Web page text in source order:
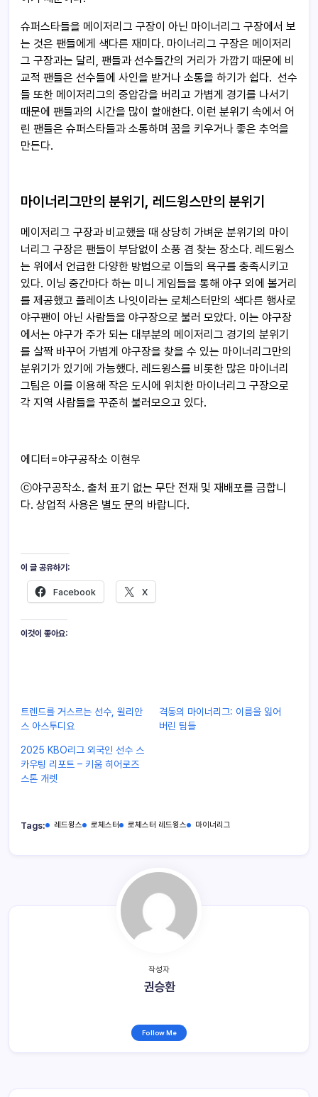
슈퍼스타들을 메이저리그 구장이 아닌 마이너리그 구장에서 보
는 것은 팬들에게 색다른 재미다. 마이너리그 구장은 메이저리
그 구장과는 달리, 팬들과 선수들간의 거리가 가깝기 때문에 비
교적 팬들은 선수들에 사인을 받거나 소통을 하기가 쉽다. 선수
들 또한 메이저리그의 중압감을 버리고 가볍게 경기를 나서기
때문에 팬들과의 시간을 많이 할애한다. 이런 분위기 속에서 어
린 팬들은 슈퍼스타들과 소통하며 꿈을 키우거나 좋은 추억을
만든다.
마이너리그만의 분위기, 레드윙스만의 분위기
메이저리그 구장과 비교했을 때 상당히 가벼운 분위기의 마이
너리그 구장은 팬들이 부담없이 소풍 겸 찾는 장소다. 레드윙스
는 위에서 언급한 다양한 방법으로 이들의 욕구를 충족시키고
있다. 이닝 중간마다 하는 미니 게임들을 통해 야구 외에 볼거리
를 제공했고 플레이츠 나잇이라는 로체스터만의 색다른 행사로
야구팬이 아닌 사람들을 야구장으로 불러 모았다. 이는 야구장
에서는 야구가 주가 되는 대부분의 메이저리그 경기의 분위기
를 살짝 바꾸어 가볍게 야구장을 찾을 수 있는 마이너리그만의
분위기가 있기에 가능했다. 레드윙스를 비롯한 많은 마이너리
그팀은 이를 이용해 작은 도시에 위치한 마이너리그 구장으로
각 지역 사람들을 꾸준히 불러모으고 있다.
에디터=야구공작소 이현우
ⓒ야구공작소. 출처 표기 없는 무단 전재 및 재배포를 금합니
다. 상업적 사용은 별도 문의 바랍니다.
이 글 공유하기:
Facebook X
이것이 좋아요:
트렌드를 거스르는 선수, 윌리안
스 아스투디요
격동의 마이너리그: 이름을 잃어
버린 팀들
2025 KBO리그 외국인 선수 스
카우팅 리포트 – 키움 히어로즈
스톤 개렛
Tags: 레드윙스 로체스터 로체스터 레드윙스 마이너리그
작성자
권승환
Follow Me